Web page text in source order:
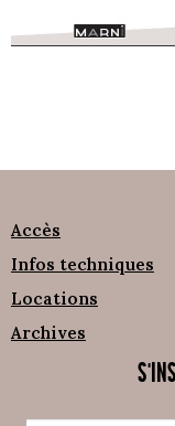
Accès
Infos techniques
Locations
Archives